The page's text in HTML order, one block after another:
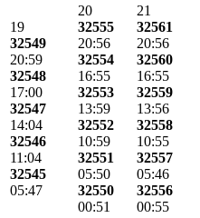
19
32549
20:59
32548
17:00
32547
14:04
32546
11:04
32545
05:47
20
32555
20:56
32554
16:55
32553
13:59
32552
10:59
32551
05:50
32550
00:51
21
32561
20:56
32560
16:55
32559
13:56
32558
10:55
32557
05:46
32556
00:55